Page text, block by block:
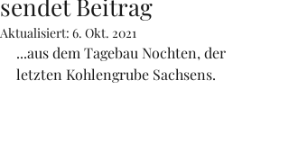
sendet Beitrag
Aktualisiert: 6. Okt. 2021
...aus dem Tagebau Nochten, der
letzten Kohlengrube Sachsens.